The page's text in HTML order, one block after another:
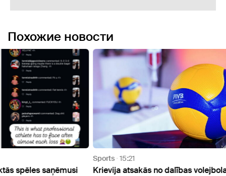
Похожие новости
Krievija atsakās no dalības volejbola pasaules